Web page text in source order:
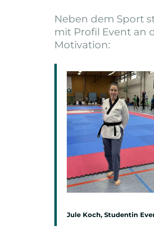
Neben dem Sport
mit Profil Event an
Motivation:
Jule Koch, Studentin